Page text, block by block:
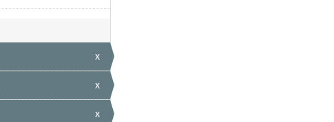
x
x
x